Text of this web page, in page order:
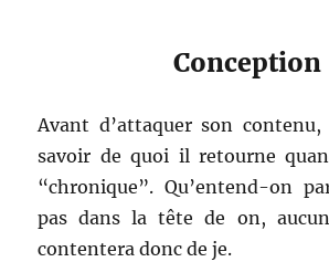
Conception
Avant d’attaquer son
savoir de quoi il retourne
“chronique”. Qu’entend-on
pas dans la tête de on,
contentera donc de je.